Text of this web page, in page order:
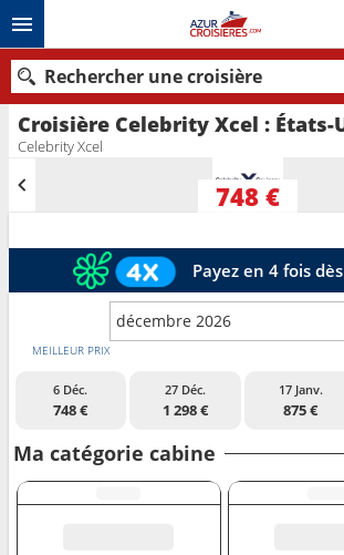
Celebrity Xcel
748 €
Payez en 4 fois dès
décembre 2026
MEILLEUR PRIX
6 Déc.
748 €
27 Déc.
1 298 €
17 Janv.
875 €
Ma catégorie cabine
Rechercher une croisière
Nos destinations
Rechercher